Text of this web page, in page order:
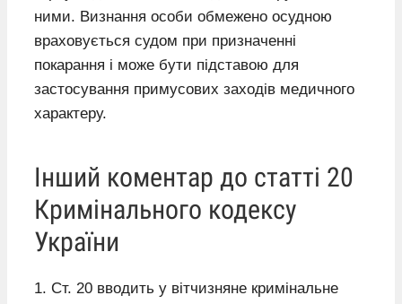
ними. Визнання особи обмежено осудною
враховується судом при призначенні
покарання і може бути підставою для
застосування примусових заходів медичного
характеру.
Інший коментар до статті 20
Кримінального кодексу
України
1. Ст. 20 вводить у вітчизняне кримінальне